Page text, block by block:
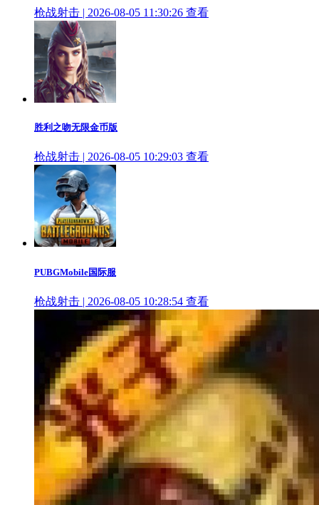
枪战射击 | 2026-08-05 11:30:26 查看
胜利之吻无限金币版
枪战射击 | 2026-08-05 10:29:03 查看
PUBGMobile国际服
枪战射击 | 2026-08-05 10:28:54 查看